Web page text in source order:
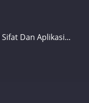
Dan Aplikasi...